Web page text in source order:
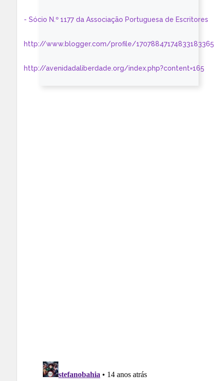
- Sócio N.º 1177 da Associação Portuguesa de Escritores
http://www.blogger.com/profile/17078847174833183365
http://avenidadaliberdade.org/index.php?content=165